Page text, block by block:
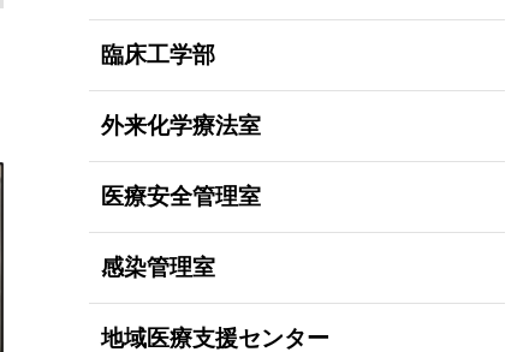
臨床工学部
外来化学療法室
医療安全管理室
感染管理室
地域医療支援センター